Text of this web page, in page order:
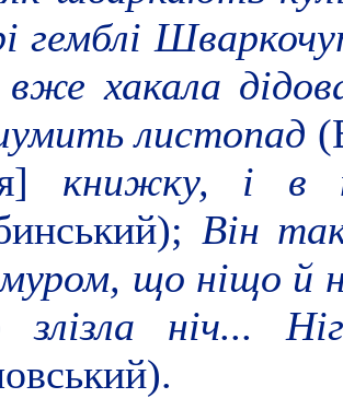
гемблі
хакала
листопад
книжку, і в
Він
що ніщо й
злізла ніч...